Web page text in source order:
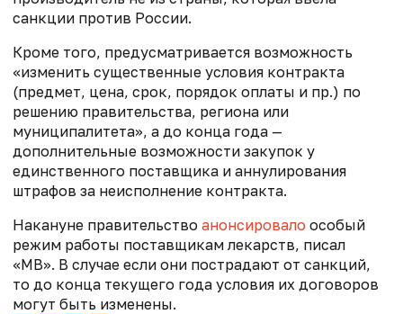
санкции против России.
Кроме того, предусматривается возможность
«изменить существенные условия контракта
(предмет, цена, срок, порядок оплаты и пр.) по
решению правительства, региона или
муниципалитета», а до конца года —
дополнительные возможности закупок у
единственного поставщика и аннулирования
штрафов за неисполнение контракта.
Накануне правительство анонсировало особый
режим работы поставщикам лекарств, писал
«МВ». В случае если они пострадают от санкций,
то до конца текущего года условия их договоров
могут быть изменены.